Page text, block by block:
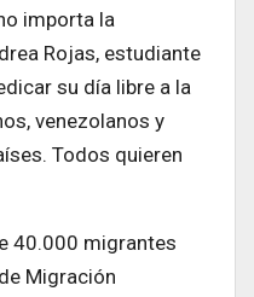
importa la
Rojas, estudiante
su día libre a la
venezolanos y
Todos quieren
40.000 migrantes
Migración